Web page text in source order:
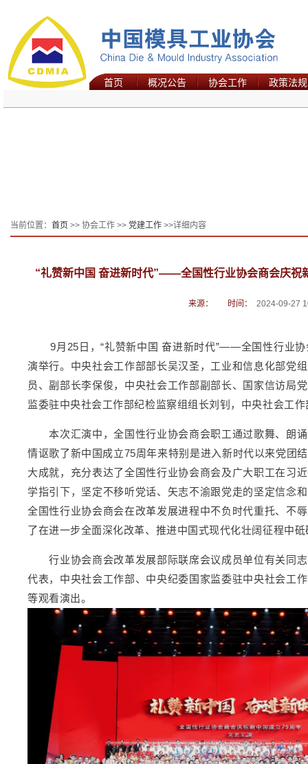
首页 概况公告 协会工作 政策法规
当前位置： 首页 >> 协会工作 >> 党建工作 >>详细内容
“礼赞新中国 奋进新时代”——全国性行业协会商会庆祝
来源： 时间： 2024-09-27
9月25日，“礼赞新中国 奋进新时代”——全国性行业协
演举行。中央社会工作部部长吴汉圣，工业和信息化部党
员、副部长李保俊，中央社会工作部副部长、国家信访局
监委驻中央社会工作部纪检监察组组长刘钊，中央社会工
本次汇演中，全国性行业协会商会职工通过歌舞、朗诵
情讴歌了新中国成立75周年来特别是进入新时代以来党团
大成就，充分表达了全国性行业协会商会及广大职工在习
学指引下，坚定不移听党话、矢志不渝跟党走的坚定信念
全国性行业协会商会在改革发展进程中不负时代重托、不
了在进一步全面深化改革、推进中国式现代化壮阔征程中
行业协会商会改革发展部际联席会议成员单位有关同志
代表，中央社会工作部、中央纪委国家监委驻中央社会工
等观看演出。